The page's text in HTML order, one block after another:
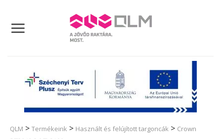
content
QLM > Termékeink > Használt és felújított targoncák > Crown